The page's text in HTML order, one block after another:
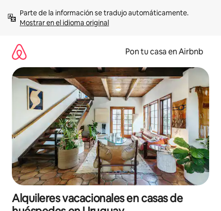
contenidoMostrar en el idioma original
Pon tu casa en Airbnb
Alquileres vacacionales en casas de